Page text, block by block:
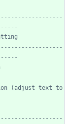
(adjust text to